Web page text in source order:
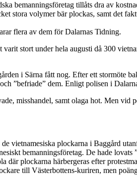
bemanningsföretag tillåts dra av
stora volymer bär plockas, samt det
flera av dem för Dalarnas Tidning.
stort under hela augusti då 300
i Särna fått nog. Efter ett stormöte
”befriade” dem. Enligt polisen i
misshandel, samt olaga hot. Men
vietnamesiska plockarna i Baggård
bemanningsföretag. De hade
plockarna härbergeras efter
till Västerbottens-kuriren, men